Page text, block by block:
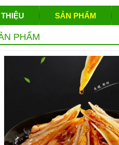
SẢN PHẨM
PHẨM